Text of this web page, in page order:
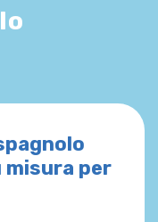
misura per